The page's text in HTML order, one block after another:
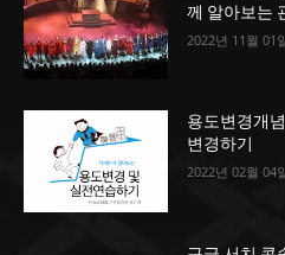
께 알아보는
2022년 11월 01
용도변경개
변경하기
2022년 02월 04